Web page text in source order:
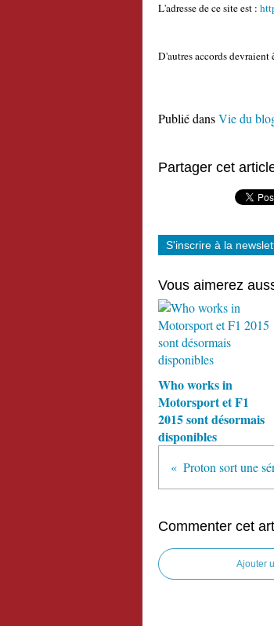
L'adresse de ce site est :
D'autres accords devraient
Publié dansVie du
Partager cet
S'inscrire à la
Vous aimerez
Who works in
Motorsport et F1
2015 sont désormais
disponibles
Commenter cet
Ajouter